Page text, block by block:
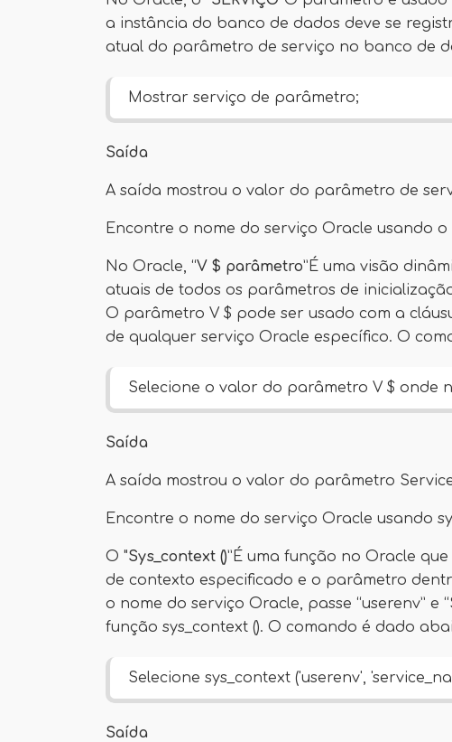
a instância do banco de dados deve se
atual do parâmetro de serviço no banco de
Mostrar serviço de parâmetro;
Saída
A saída mostrou o valor do parâmetro de
Encontre o nome do serviço Oracle usando
No Oracle, “V $ parâmetro”É uma visão
atuais de todos os parâmetros de
O parâmetro V $ pode ser usado com a
de qualquer serviço Oracle específico. O
Selecione o valor do parâmetro V $ onde
Saída
A saída mostrou o valor do parâmetro
Encontre o nome do serviço Oracle usando
O "Sys_context ()”É uma função no Oracle
de contexto especificado e o parâmetro
o nome do serviço Oracle, passe “userenv” e
função sys_context (). O comando é dado
Selecione sys_context ('userenv',
Saída